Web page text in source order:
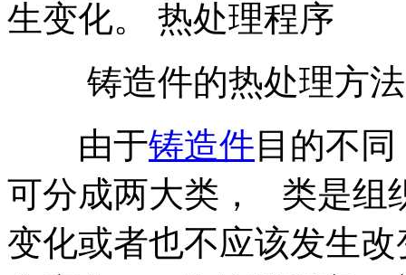
生变化。 热处理程序
铸造件的热处理方法
由于铸造件 目的不
可分成两大类， 类是组
变化或者也不应该发生